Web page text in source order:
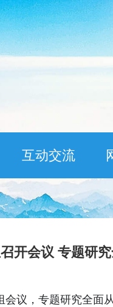
互动交流
开会议 专题研
议，专题研究全